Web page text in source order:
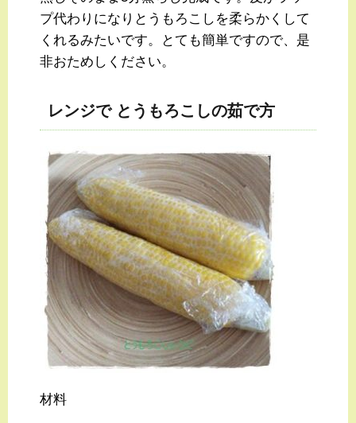
プ代わりになりとうもろこしを柔らかくして
くれるみたいです。とても簡単ですので、是
非おためしください。
レンジで とうもろこしの茹で方
材料